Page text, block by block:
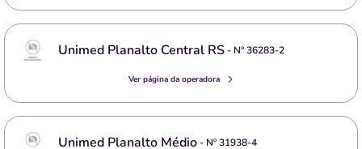
Unimed Planalto Central RS- Nº36283-2
Ver página da operadora
Unimed Planalto Médio- Nº31938-4